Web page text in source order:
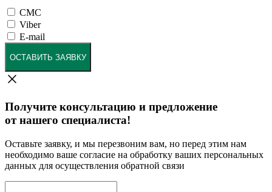
СМС
Viber
E-mail
ОСТАВИТЬ ЗАЯВКУ
Получите консультацию и предложение
от нашего специалиста!
Оставьте заявку, и мы перезвоним вам, но перед этим нам
необходимо ваше согласие на обработку ваших персональных
данных для осуществления обратной связи